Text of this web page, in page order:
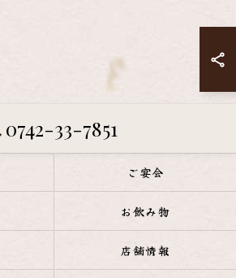
0742-33-7851
ご宴会
お飲み物
店舗情報